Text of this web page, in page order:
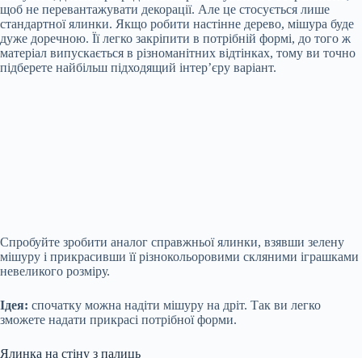
щоб не перевантажувати декорації. Але це стосується лише
стандартної ялинки. Якщо робити настінне дерево, мішура буде
дуже доречною. Її легко закріпити в потрібній формі, до того ж
матеріал випускається в різноманітних відтінках, тому ви точно
підберете найбільш підходящий інтер’єру варіант.
Спробуйте зробити аналог справжньої ялинки, взявши зелену
мішуру і прикрасивши її різнокольоровими скляними іграшками
невеликого розміру.
Ідея: спочатку можна надіти мішуру на дріт. Так ви легко
зможете надати прикрасі потрібної форми.
Ялинка на стіну з палиць